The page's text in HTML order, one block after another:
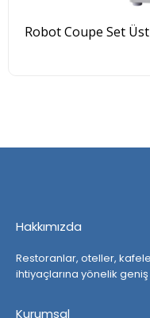
Robot Coupe Set
Hakkımızda
Restoranlar, oteller,
ihtiyaçlarına yönelik
Kurumsal